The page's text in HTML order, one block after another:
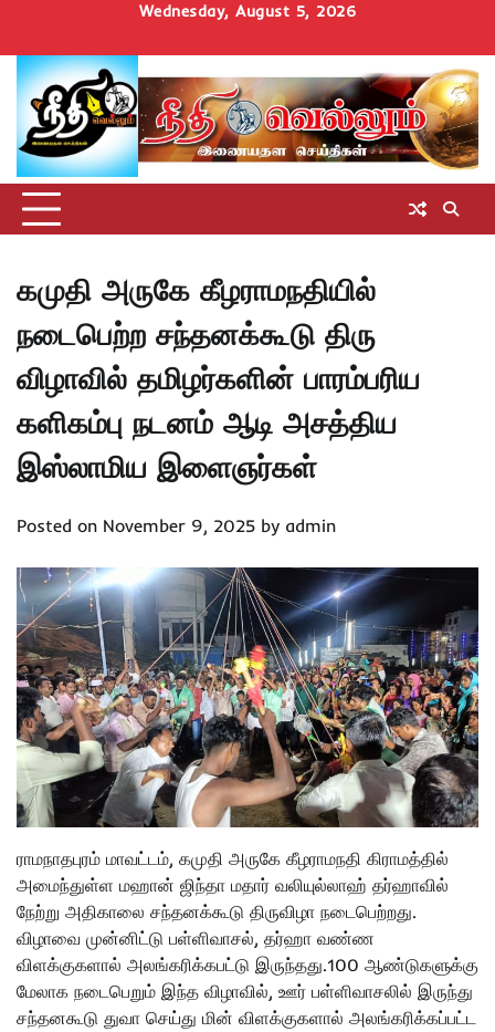
content
Wednesday, August 5, 2026
Homeசெய்திகள்
தமிழ்நாடுமாவட்டச்செய்திகள்
அரசியல்ஆன்மிகம்
சட்டம்
அறிவோம்
சினிமாUncategorized
கமுதி அருகே கீழராமநதியில்
நடைபெற்ற சந்தனக்கூடு திரு
விழாவில் தமிழர்களின் பாரம்பரிய
களிகம்பு நடனம் ஆடி அசத்திய
இஸ்லாமிய இளைஞர்கள்
Posted on November 9, 2025 by admin
ராமநாதபுரம் மாவட்டம், கமுதி அருகே கீழராமநதி கிராமத்தில்
அமைந்துள்ள மஹான் ஜிந்தா மதார் வலியுல்லாஹ் தர்ஹாவில்
நேற்று அதிகாலை சந்தனக்கூடு திருவிழா நடைபெற்றது.
விழாவை முன்னிட்டு பள்ளிவாசல், தர்ஹா வண்ண
விளக்குகளால் அலங்கரிக்கபட்டு இருந்தது.100 ஆண்டுகளுக்கு
மேலாக நடைபெறும் இந்த விழாவில், ஊர் பள்ளிவாசலில் இருந்து
சந்தனகூடு துவா செய்து மின் விளக்குகளால் அலங்கரிக்கப்பட்ட